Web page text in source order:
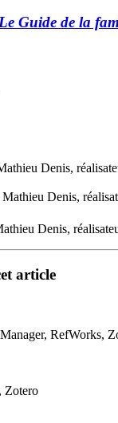
Le Guide de la
Denis,
Denis,
Denis,
article
RefWorks,
Zotero